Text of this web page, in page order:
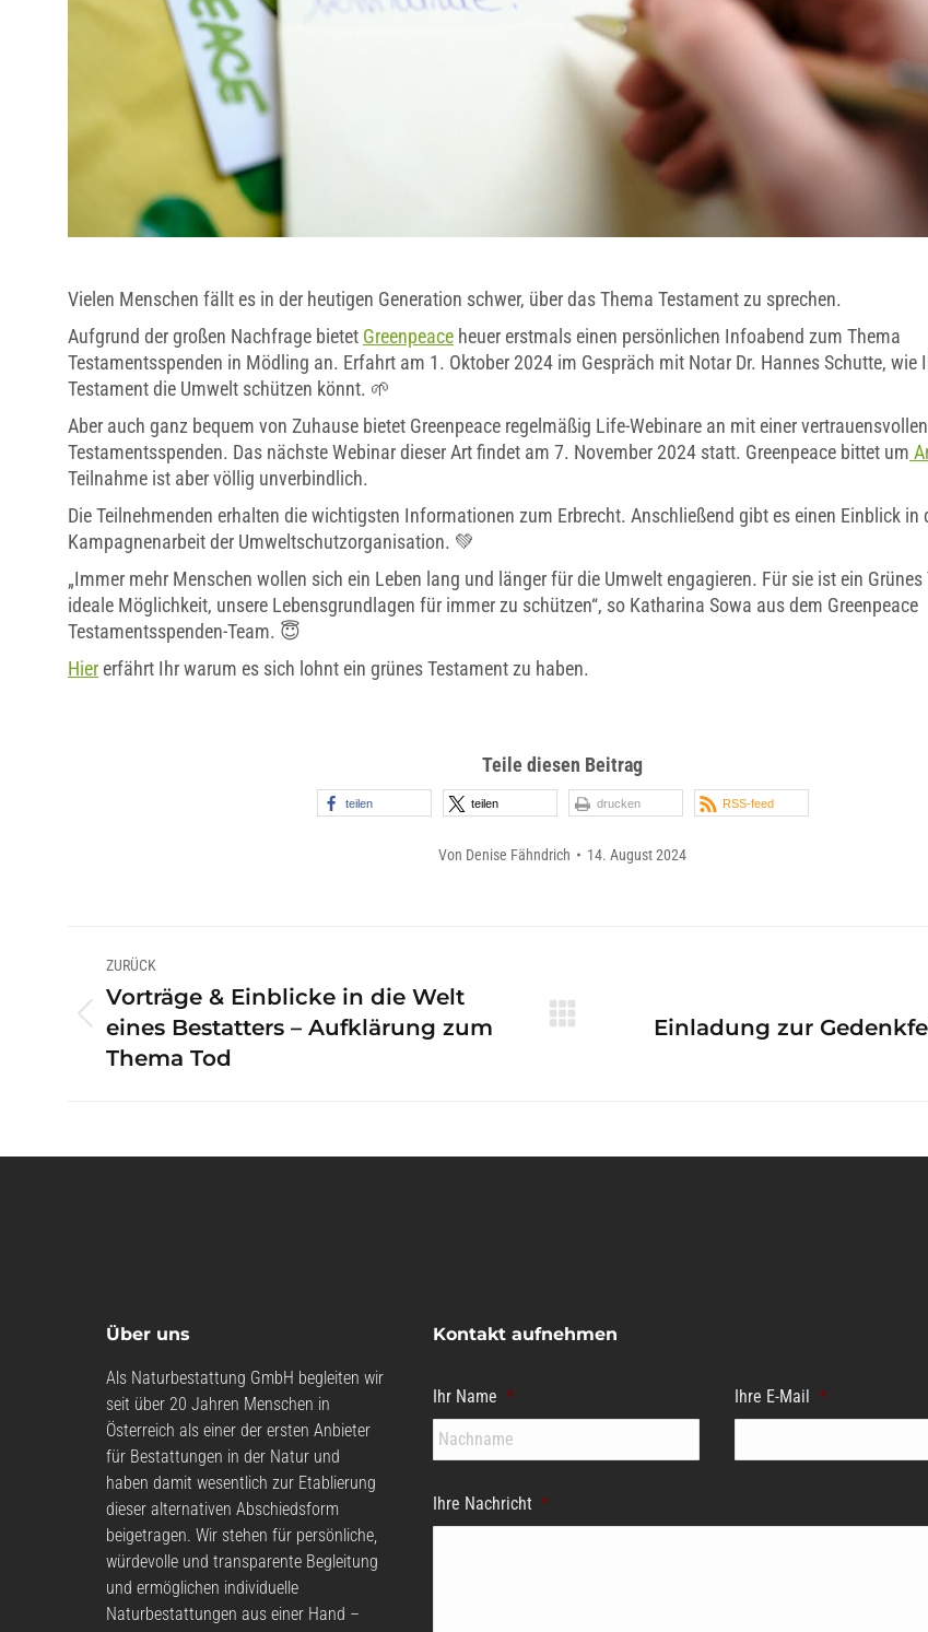
Vielen Menschen fällt es in der heutigen Generation schwer, über das Thema Testament zu sprechen.
Aufgrund der großen Nachfrage bietet Greenpeace heuer erstmals einen persönlichen Infoabend zum Thema
Testamentsspenden in Mödling an. Erfahrt am 1. Oktober 2024 im Gespräch mit Notar Dr. Hannes Schutte, wie
Testament die Umwelt schützen könnt. 🌱
Aber auch ganz bequem von Zuhause bietet Greenpeace regelmäßig Life-Webinare an mit einer
Testamentsspenden. Das nächste Webinar dieser Art findet am 7. November 2024 statt. Greenpeace bittet um
Teilnahme ist aber völlig unverbindlich.
Die Teilnehmenden erhalten die wichtigsten Informationen zum Erbrecht. Anschließend gibt es einen Einblick in
Kampagnenarbeit der Umweltschutzorganisation. 💚
„Immer mehr Menschen wollen sich ein Leben lang und länger für die Umwelt engagieren. Für sie ist ein
ideale Möglichkeit, unsere Lebensgrundlagen für immer zu schützen“, so Katharina Sowa aus dem Greenpeace
Testamentsspenden-Team. 😇
Hier erfährt Ihr warum es sich lohnt ein grünes Testament zu haben.
Teile diesen Beitrag
teilen teilen drucken RSS-feed
Von Denise Fähndrich 14. August 2024
ZURÜCK
Vorheriger
Beitrag:
Vorträge & Einblicke in die Welt
eines Bestatters – Aufklärung zum
Thema Tod
NächsterEinladung zur
Über uns
Als Naturbestattung GmbH begleiten wir
seit über 20 Jahren Menschen in
Österreich als einer der ersten Anbieter
für Bestattungen in der Natur und
haben damit wesentlich zur Etablierung
dieser alternativen Abschiedsform
beigetragen. Wir stehen für persönliche,
würdevolle und transparente Begleitung
und ermöglichen individuelle
Naturbestattungen aus einer Hand –
Kontakt aufnehmen
Ihr Name * Ihre E-Mail *
Ihre Nachricht *